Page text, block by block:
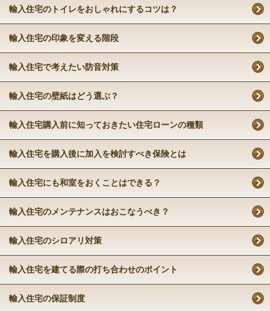
輸入住宅のトイレをおしゃれにするコツは？
輸入住宅の印象を変える階段
輸入住宅で考えたい防音対策
輸入住宅の壁紙はどう選ぶ？
輸入住宅購入前に知っておきたい住宅ローンの種類
輸入住宅を購入後に加入を検討すべき保険とは
輸入住宅にも和室をおくことはできる？
輸入住宅のメンテナンスはおこなうべき？
輸入住宅のシロアリ対策
輸入住宅を建てる際の打ち合わせのポイント
輸入住宅の保証制度